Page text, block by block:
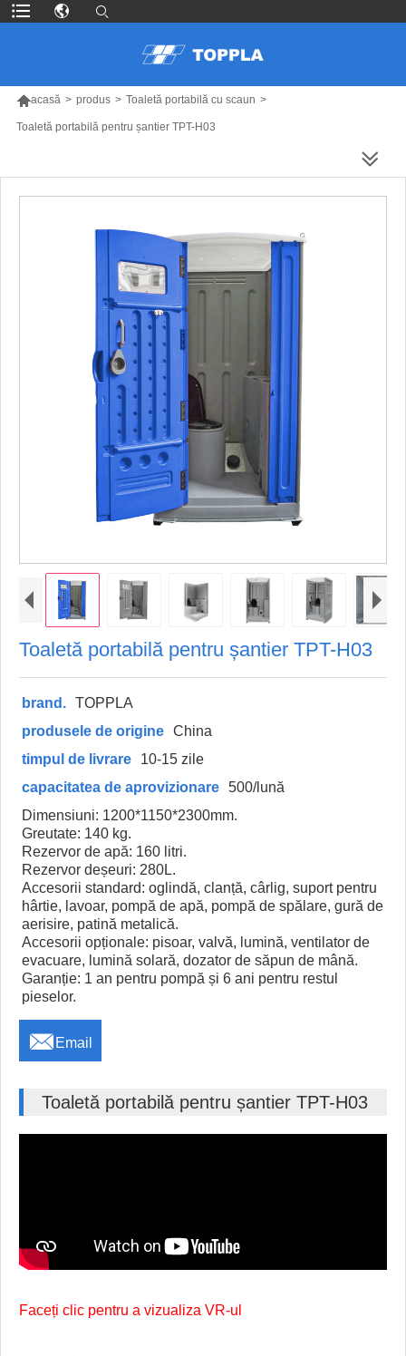
acasă > produs > Toaletă portabilă cu scaun >
Toaletă portabilă pentru șantier TPT-H03
Toaletă portabilă pentru șantier TPT-H03
brand. TOPPLA
produsele de origine China
timpul de livrare
10-15 zile
capacitatea de aprovizionare 500/lună
Dimensiuni: 1200*1150*2300mm.
Greutate: 140 kg.
Rezervor de apă: 160 litri.
Rezervor deșeuri: 280L.
Accesorii standard: oglindă, clanță, cârlig, suport pentru
hârtie, lavoar, pompă de apă, pompă de spălare, gură de
aerisire, patină metalică.
Accesorii opționale: pisoar, valvă, lumină, ventilator de
evacuare, lumină solară, dozator de săpun de mână.
Garanție: 1 an pentru pompă și 6 ani pentru restul
pieselor.
 Email
Toaletă portabilă pentru șantier TPT-H03
Faceți clic pentru a vizualiza VR-ul